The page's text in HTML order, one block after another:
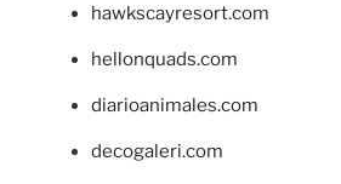
hawkscayresort.com
hellonquads.com
diarioanimales.com
decogaleri.com